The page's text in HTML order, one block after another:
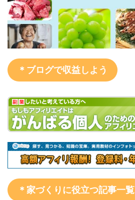
＊ブログで収益しよう
＊家づくりに役立つ記事一覧